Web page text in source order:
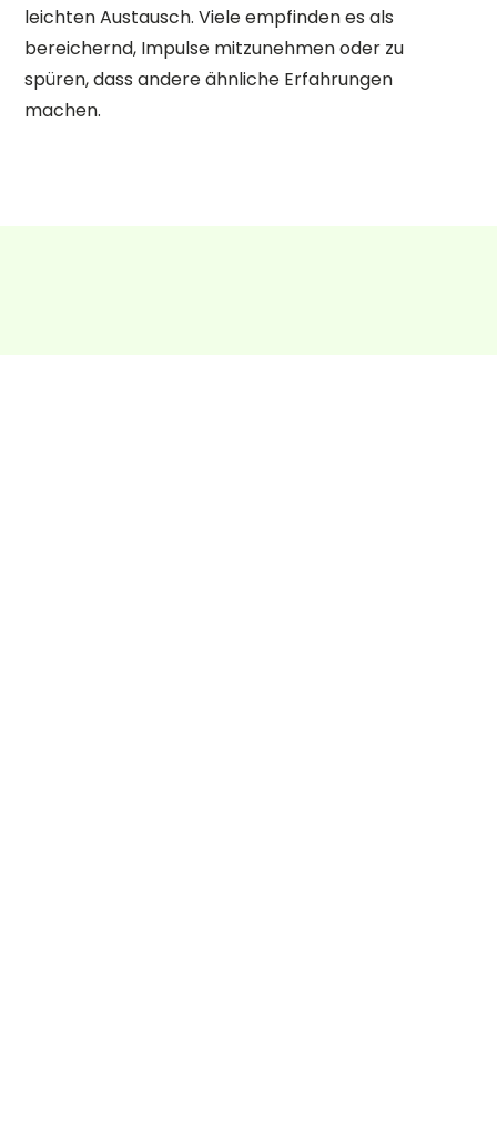
leichten Austausch. Viele empfinden es als
bereichernd, Impulse mitzunehmen oder zu
spüren, dass andere ähnliche Erfahrungen
machen.